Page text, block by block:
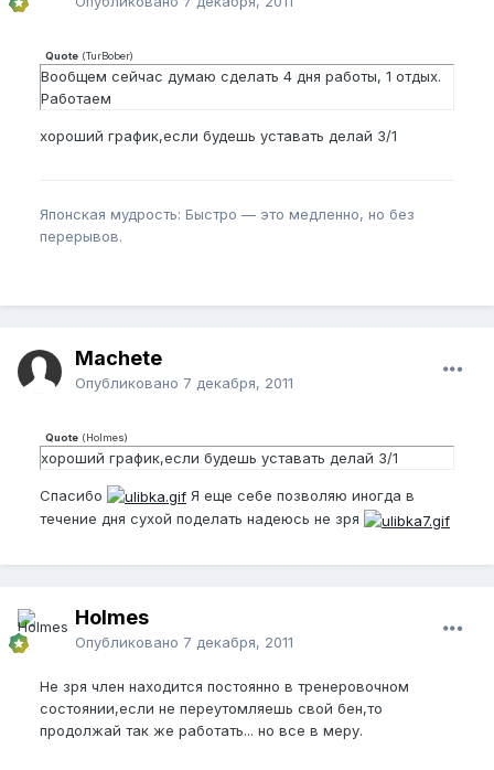
Quote (TurBober)
Вообщем сейчас думаю сделать 4 дня работы, 1 отдых.
Работаем
хороший график,если будешь уставать делай 3/1
Японская мудрость: Быстро — это медленно, но без
перерывов.
Machete
Опубликовано 7 декабря, 2011
Quote (Holmes)
хороший график,если будешь уставать делай 3/1
Спасибо
Я еще себе позволяю иногда в
течение дня сухой поделать надеюсь не зря
Holmes
Опубликовано 7 декабря, 2011
Не зря член находится постоянно в тренеровочном
состоянии,если не переутомляешь свой бен,то
продолжай так же работать... но все в меру.